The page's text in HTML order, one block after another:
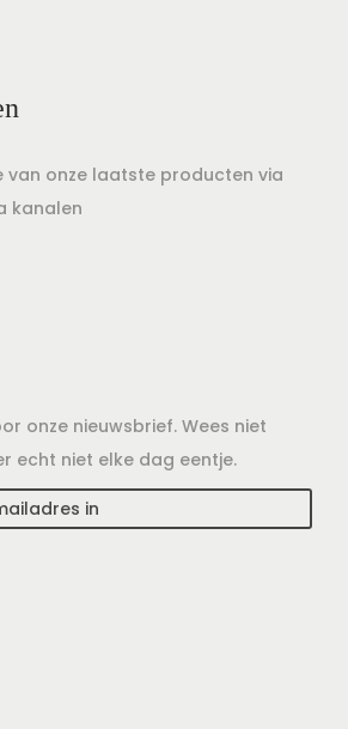
van onze laatste producten via
kanalen
onze nieuwsbrief. Wees niet
echt niet elke dag eentje.